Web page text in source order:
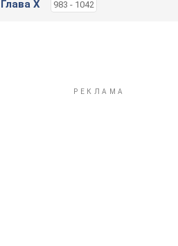
Глава Х 983 - 1042